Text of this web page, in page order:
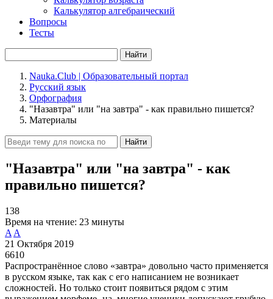
Калькулятор алгебраический
Вопросы
Тесты
Найти
Nauka.Club | Образовательный портал
Русский язык
Орфография
"Назавтра" или "на завтра" - как правильно пишется?
Материалы
Найти
"Назавтра" или "на завтра" - как
правильно пишется?
138
Время на чтение: 23 минуты
A A
21 Октября 2019
6610
Распространённое слово «завтра» довольно часто применяется
в русском языке, так как с его написанием не возникает
сложностей. Но только стоит появиться рядом с этим